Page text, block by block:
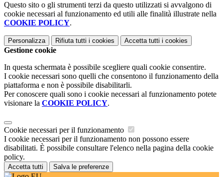
Questo sito o gli strumenti terzi da questo utilizzati si avvalgono di
cookie necessari al funzionamento ed utili alle finalità illustrate nella
COOKIE POLICY.
Personalizza Rifiuta tutti i cookies Accetta tutti i cookies
Gestione cookie
In questa schermata è possibile scegliere quali cookie consentire.
I cookie necessari sono quelli che consentono il funzionamento della
piattaforma e non è possibile disabilitarli.
Per conoscere quali sono i cookie necessari al funzionamento potete
visionare la COOKIE POLICY.
Cookie necessari per il funzionamento
I cookie necessari per il funzionamento non possono essere
disabilitati. È possibile consultare l'elenco nella pagina della cookie
policy.
Accetta tutti Salva le preferenze